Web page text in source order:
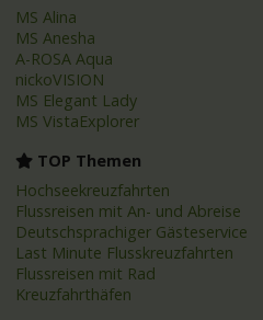
MS Alina
MS Anesha
A-ROSA Aqua
nickoVISION
MS Elegant Lady
MS VistaExplorer
TOP Themen
Hochseekreuzfahrten
Flussreisen mit An- und Abreise
Deutschsprachiger Gästeservice
Last Minute Flusskreuzfahrten
Flussreisen mit Rad
Kreuzfahrthäfen